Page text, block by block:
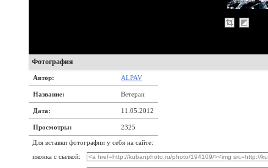
Фотография
Автор: ALPAV
Название: Ветеран
Дата: 11.05.2012
Просмотры: 2325
Для вставки фотографии у себя на сайте:
иконка с сылкой: